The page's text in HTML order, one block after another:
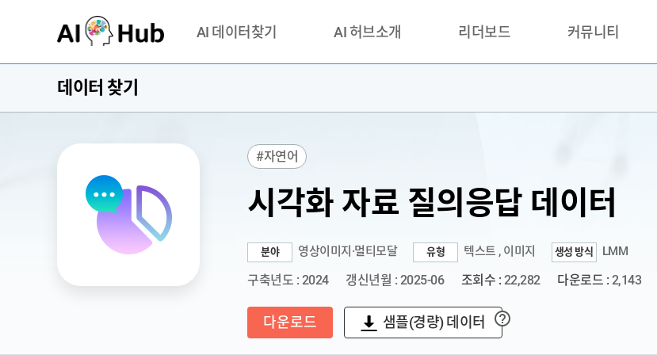
AI 데이터찾기
기관 제공 데이터
AI 허브 오픈 API
AI 허브소개
안심존이란?
리더보드 커뮤니티
활용성과 우수사례
데이터 찾기
#자연어
시각화 자료 질의응답 데이터
분야 영상이미지·멀티모달 유형 텍스트 , 이미지 생성 방식 LMM
구축년도 : 2024 갱신년월 : 2025-06 조회수 : 22,282 다운로드 : 2,143
다운로드 샘플(경량) 데이터 ?